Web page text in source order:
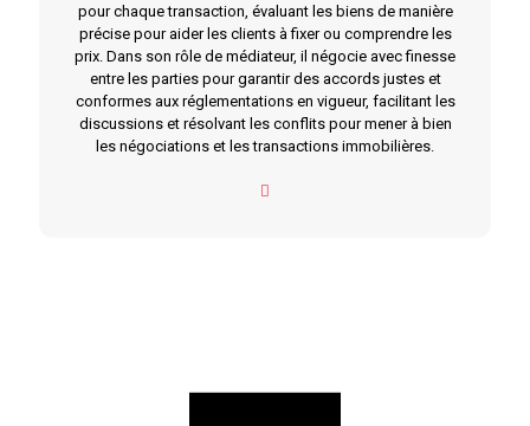
pour chaque transaction, évaluant les biens de manière
précise pour aider les clients à fixer ou comprendre les
prix. Dans son rôle de médiateur, il négocie avec finesse
entre les parties pour garantir des accords justes et
conformes aux réglementations en vigueur, facilitant les
discussions et résolvant les conflits pour mener à bien
les négociations et les transactions immobilières.